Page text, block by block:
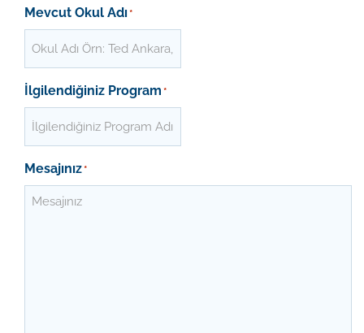
Mevcut Okul Adı*
İlgilendiğiniz Program *
Mesajınız*